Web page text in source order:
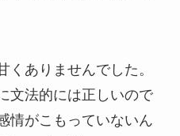
くありませんでした。
文法的には正しいので
情がこもっていないん